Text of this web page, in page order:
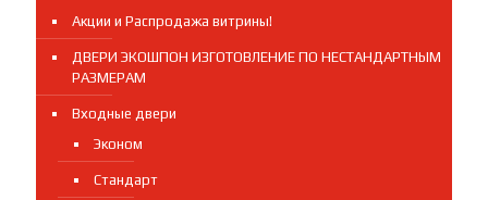
Акции и Распродажа витрины!
ДВЕРИ ЭКОШПОН ИЗГОТОВЛЕНИЕ ПО НЕСТАНДАРТНЫМ
РАЗМЕРАМ
Входные двери
Эконом
Стандарт